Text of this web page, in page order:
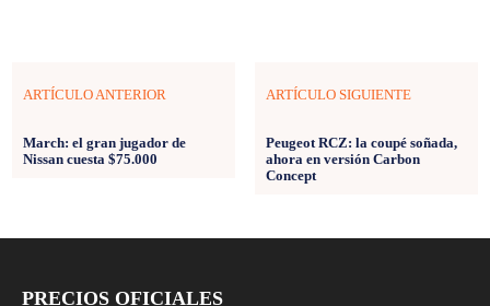
ARTÍCULO ANTERIOR
March: el gran jugador de
Nissan cuesta $75.000
ARTÍCULO SIGUIENTE
Peugeot RCZ: la coupé soñada,
ahora en versión Carbon
Concept
PRECIOS OFICIALES